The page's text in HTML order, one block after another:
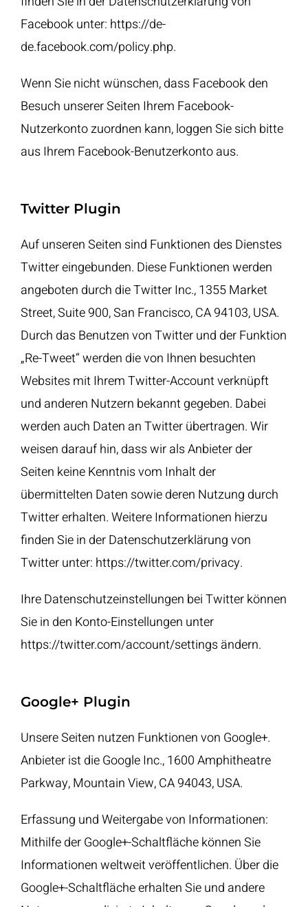
Facebook unter: https://de-
de.facebook.com/policy.php.
Wenn Sie nicht wünschen, dass Facebook den
Besuch unserer Seiten Ihrem Facebook-
Nutzerkonto zuordnen kann, loggen Sie sich bitte
aus Ihrem Facebook-Benutzerkonto aus.
Twitter Plugin
Auf unseren Seiten sind Funktionen des Dienstes
Twitter eingebunden. Diese Funktionen werden
angeboten durch die Twitter Inc., 1355 Market
Street, Suite 900, San Francisco, CA 94103, USA.
Durch das Benutzen von Twitter und der Funktion
„Re-Tweet“ werden die von Ihnen besuchten
Websites mit Ihrem Twitter-Account verknüpft
und anderen Nutzern bekannt gegeben. Dabei
werden auch Daten an Twitter übertragen. Wir
weisen darauf hin, dass wir als Anbieter der
Seiten keine Kenntnis vom Inhalt der
übermittelten Daten sowie deren Nutzung durch
Twitter erhalten. Weitere Informationen hierzu
finden Sie in der Datenschutzerklärung von
Twitter unter: https://twitter.com/privacy.
Ihre Datenschutzeinstellungen bei Twitter können
Sie in den Konto-Einstellungen unter
https://twitter.com/account/settingsändern.
Google+ Plugin
Unsere Seiten nutzen Funktionen von Google+.
Anbieter ist die Google Inc., 1600 Amphitheatre
Parkway, Mountain View, CA 94043, USA.
Erfassung und Weitergabe von Informationen:
Mithilfe der Google+-Schaltfläche können Sie
Informationen weltweit veröffentlichen. Über die
Google+-Schaltfläche erhalten Sie und andere